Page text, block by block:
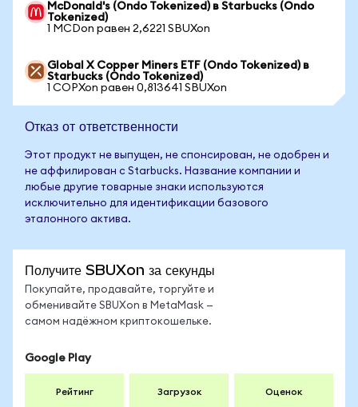
McDonald's (Ondo Tokenized) в Starbucks (Ondo
Tokenized)
1 MCDon равен 2,6221 SBUXon
Global X Copper Miners ETF (Ondo Tokenized) в
Starbucks (Ondo Tokenized)
1 COPXon равен 0,813641 SBUXon
Отказ от ответственности
Этот продукт не выпущен, не спонсирован, не одобрен и
не аффилирован с Starbucks. Название компании и
любые другие товарные знаки используются
исключительно для идентификации базового
эталонного актива.
Получите SBUXon за секунды
Покупайте, продавайте, торгуйте и
обменивайте SBUXon в MetaMask —
самом надёжном криптокошельке.
Google Play
Рейтинг Загрузок Оценок